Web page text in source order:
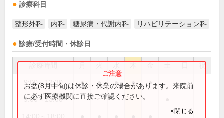
診療科目
整形外科 内科 糖尿病・代謝内科 リハビリテーション科
診療/受付時間・休診日
祝
9:00～12:30 ● ● ● ● ●
9:00～13:00
お盆(8月中旬)は休診・休業の場合があります。来院前
に必ず医療機関に直接ご確認ください。
×閉じる